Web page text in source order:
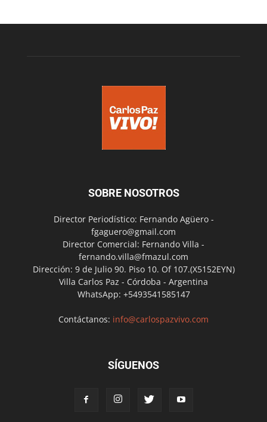
SOBRE NOSOTROS
Director Periodístico: Fernando Agüero -
fgaguero@gmail.com
Director Comercial: Fernando Villa -
fernando.villa@fmazul.com
Dirección: 9 de Julio 90. Piso 10. Of 107.(X5152EYN)
Villa Carlos Paz - Córdoba - Argentina
WhatsApp: +5493541585147
Contáctanos: info@carlospazvivo.com
SÍGUENOS